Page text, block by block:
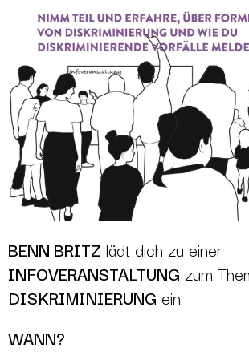
BENN BRITZ lädt dich zu einer
INFOVERANSTALTUNG zum
DISKRIMINIERUNG ein.
WANN?